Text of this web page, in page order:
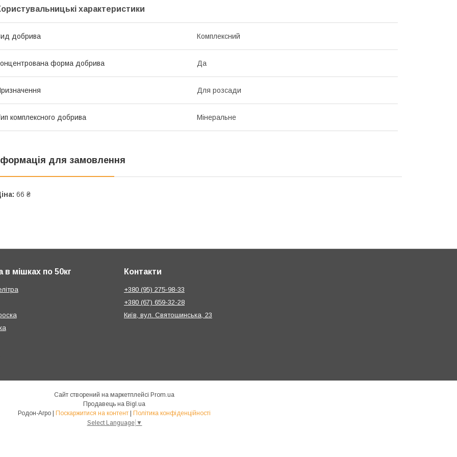
характеристики
добрива Комплексний
форма добрива Да
Для розсади
комплексного добрива Мінеральне
для замовлення
66 ₴
в мішках по 50кг Контакти
+380 (95) 275-98-33
+380 (67) 659-32-28
Київ, вул. Святошинська, 23
Сайт створений на маркетплейсі Prom.ua
Продавець на Bigl.ua
Поскаржитися на контент
Політика конфіденційності
Select Language ▼